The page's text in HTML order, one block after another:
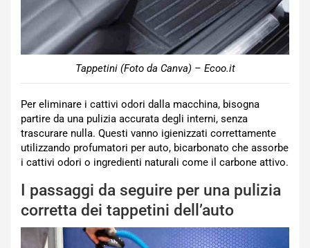
Tappetini (Foto da Canva) – Ecoo.it
Per eliminare i cattivi odori dalla macchina, bisogna
partire da una pulizia accurata degli interni, senza
trascurare nulla. Questi vanno igienizzati correttamente
utilizzando profumatori per auto, bicarbonato che assorbe
i cattivi odori o ingredienti naturali come il carbone attivo.
I passaggi da seguire per una pulizia
corretta dei tappetini dell’auto